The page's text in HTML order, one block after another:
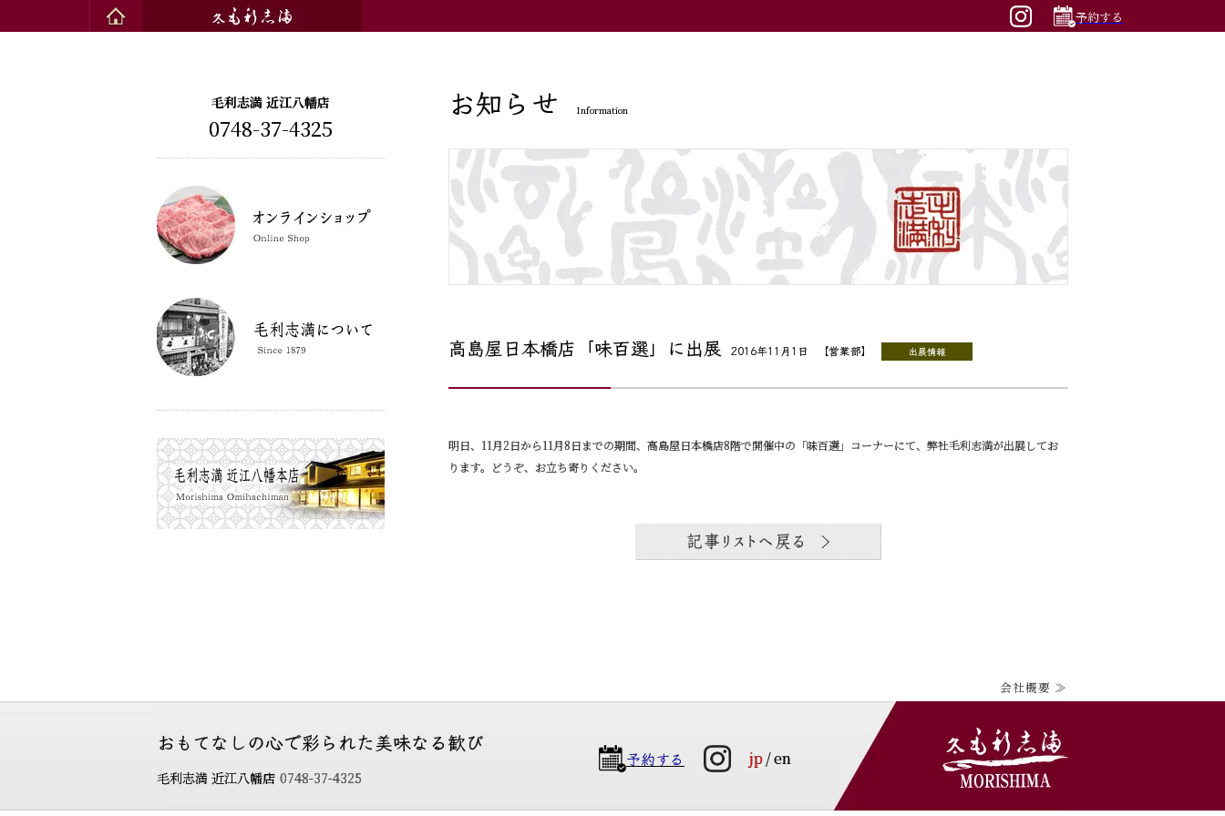
予約する
お知らせ Information
高島屋日本橋店「味百選」に出展 2016年11月1日 営業部 出展情報
明日、11月2日から11月8日までの期間、高島屋日本橋店8階で開催中の「味百選」コーナーにて、弊社毛利志満が出展してお
ります。どうぞ、お立ち寄りください。
毛利志満 近江八幡店
0748-37-4325
会社概要 ≫
おもてなしの心で彩られた美味なる歓び
jp en
予約する
毛利志満 近江八幡店 0748-37-4325